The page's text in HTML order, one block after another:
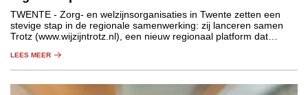
TWENTE - Zorg- en welzijnsorganisaties in Twente zetten een
stevige stap in de regionale samenwerking: zij lanceren samen
Trotz (www.wijzijntrotz.nl), een nieuw regionaal platform dat
in de regio vorm te geven.
LEES MEER